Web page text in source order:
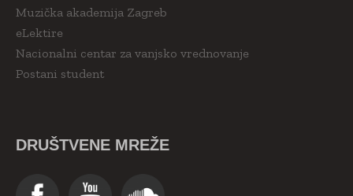
Muzička akademija Zagreb
eLektire
Nacionalni centar za vanjsko vrednovanje
Postani student
DRUŠTVENE MREŽE